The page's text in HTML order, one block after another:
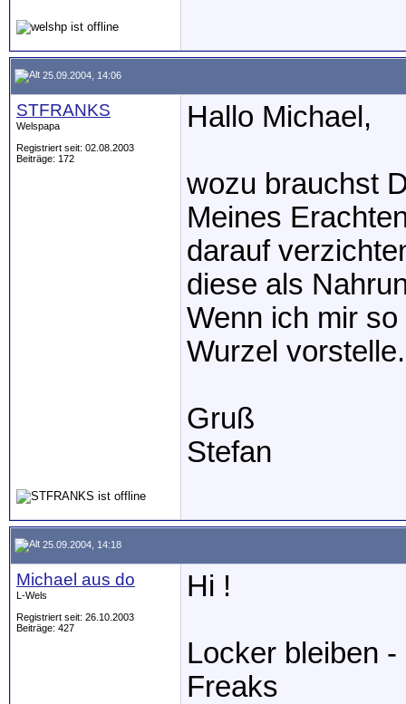
25.09.2004, 14:06
STFRANKS
Welspapa
Registriert seit: 02.08.2003
Beiträge: 172
Hallo Michael,
wozu brauchst
Meines
darauf
diese als
Wenn ich mir
Wurzel
Gruß
Stefan
25.09.2004, 14:18
Michael aus do
L-Wels
Registriert seit: 26.10.2003
Beiträge: 427
Hi !
Locker bleiben
Freaks